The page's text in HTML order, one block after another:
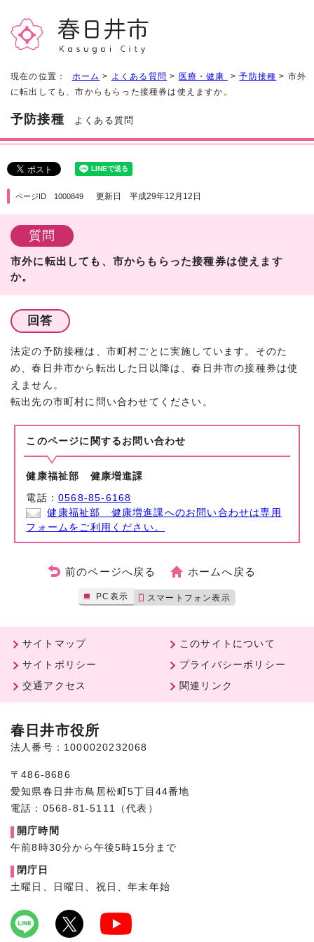
現在の位置： ホーム > よくある質問 > 医療・健康 >予防接種 > 市外
に転出しても、市からもらった接種券は使えますか。
予防接種 よくある質問
ページID 1000849 更新日 平成29年12月12日
質問
市外に転出しても、市からもらった接種券は使えます
か。
回答
法定の予防接種は、市町村ごとに実施しています。そのた
め、春日井市から転出した日以降は、春日井市の接種券は使
えません。
転出先の市町村に問い合わせてください。
このページに関する お問い合わせ
健康福祉部 健康増進課
電話：0568-85-6168
健康福祉部 健康増進課へのお問い合わせは専用
フォームをご利用ください。
前のページへ戻る ホームへ戻る
PC表示 スマートフォン表示
サイトマップ
このサイトについて
サイトポリシー
プライバシーポリシー
交通アクセス
関連リンク
春日井市役所
法人番号：1000020232068
〒486-8686
愛知県春日井市鳥居松町5丁目44番地
電話：0568-81-5111（代表）
開庁時間
午前8時30分から午後5時15分まで
閉庁日
土曜日、日曜日、祝日、年末年始